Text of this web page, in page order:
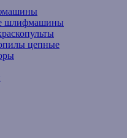
шлифмашины
цепные